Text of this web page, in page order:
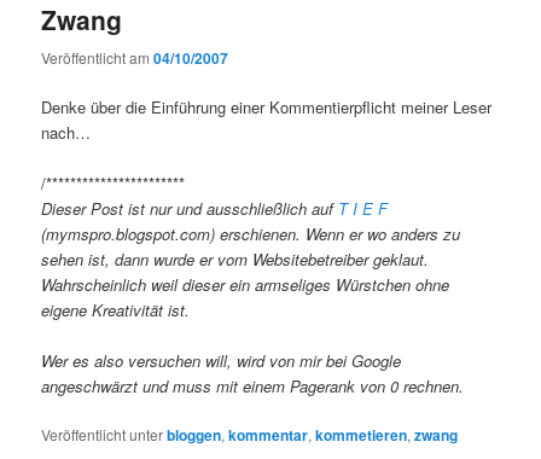
Zwang
Veröffentlicht am04/10/2007
Denke über die Einführung einer Kommentierpflicht meiner Leser
nach…
/***********************
Dieser Post ist nur und ausschließlich auf T I E F
(mymspro.blogspot.com) erschienen. Wenn er wo anders zu
sehen ist, dann wurde er vom Websitebetreiber geklaut.
Wahrscheinlich weil dieser ein armseliges Würstchen ohne
eigene Kreativität ist.
Wer es also versuchen will, wird von mir bei Google
angeschwärzt und muss mit einem Pagerank von 0 rechnen.
Veröffentlicht unterbloggen,kommentar,kommetieren,zwang